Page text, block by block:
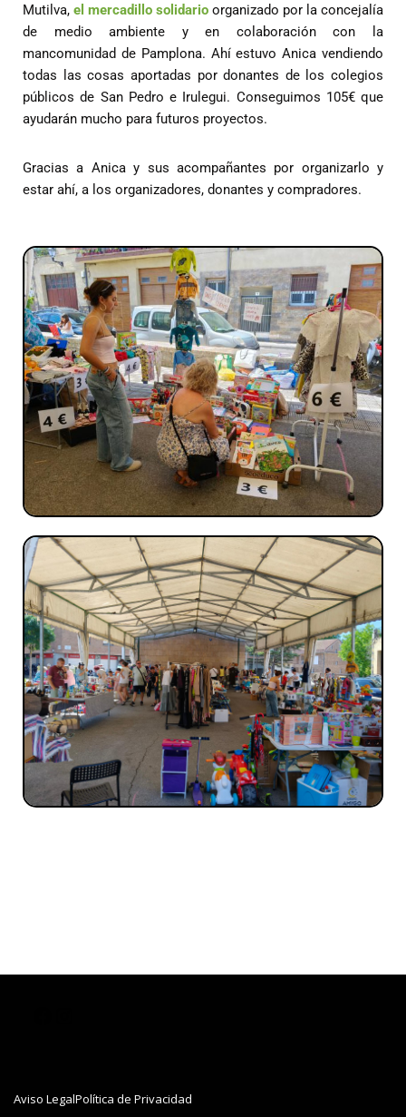
Mutilva, el mercadillo solidario organizado por la concejalía
de medio ambiente y en colaboración con la
mancomunidad de Pamplona. Ahí estuvo Anica vendiendo
todas las cosas aportadas por donantes de los colegios
públicos de San Pedro e Irulegui. Conseguimos 105€ que
ayudarán mucho para futuros proyectos.
Gracias a Anica y sus acompañantes por organizarlo y
estar ahí, a los organizadores, donantes y compradores.
Aviso LegalPolítica de Privacidad